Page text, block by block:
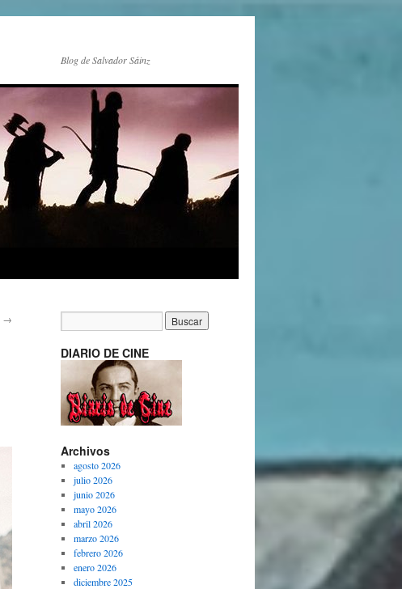
Blog de Salvador Sáinz
→
DIARIO DE CINE
Archivos
agosto 2026
julio 2026
junio 2026
mayo 2026
abril 2026
marzo 2026
febrero 2026
enero 2026
diciembre 2025